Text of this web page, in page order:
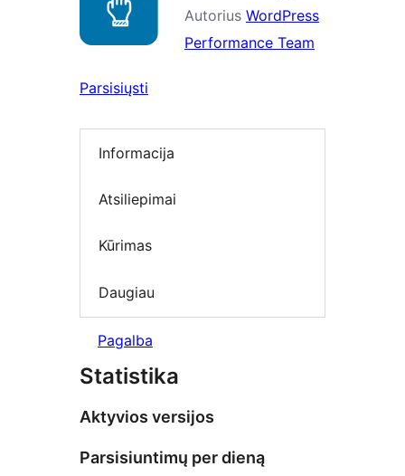
Autorius WordPress
Performance Team
Parsisiųsti
Informacija
Atsiliepimai
Kūrimas
Daugiau
Pagalba
Statistika
Aktyvios versijos
Parsisiuntimų per dieną